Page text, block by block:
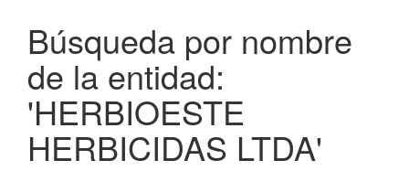
Búsqueda por nombre
de la entidad:
'HERBIOESTE
HERBICIDAS LTDA'